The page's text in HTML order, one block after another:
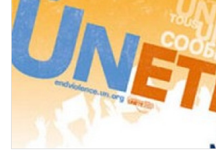
navegación